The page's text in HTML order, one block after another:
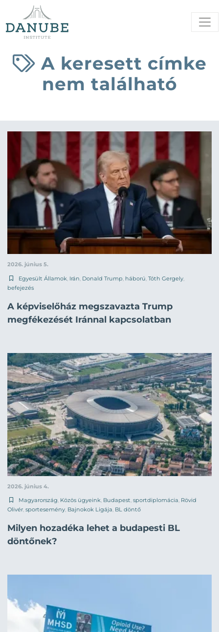
A keresett címke
nem található
2026. június 5.
Egyesült Államok Irán Donald Trump háború Tóth Gergely
befejezés
A képviselőház megszavazta Trump
megfékezését Iránnal kapcsolatban
2026. június 4.
Magyarország Közös ügyeink Budapest sportdiplomácia Rövid
Olivér sportesemény Bajnokok Ligája BL döntő
Milyen hozadéka lehet a budapesti BL
döntőnek?